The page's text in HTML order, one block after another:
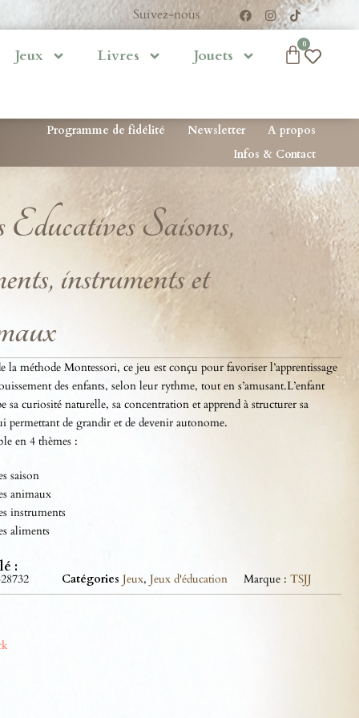
Suivez-nous
Jeux Livres Jouets
0
Programme de fidélité Newsletter
A propos
Infos & Contact
Saisons,
instruments et
la méthode Montessori, ce jeu est conçu pour favoriser l’apprentissage
des enfants, selon leur rythme, tout en s’amusant.L’enfant
sa curiosité naturelle, sa concentration et apprend à structurer sa
permettant de grandir et de devenir autonome.
en 4 thèmes :
saison
animaux
instruments
aliments
:
Catégories Jeux, Jeux d'éducation Marque :TSJJ